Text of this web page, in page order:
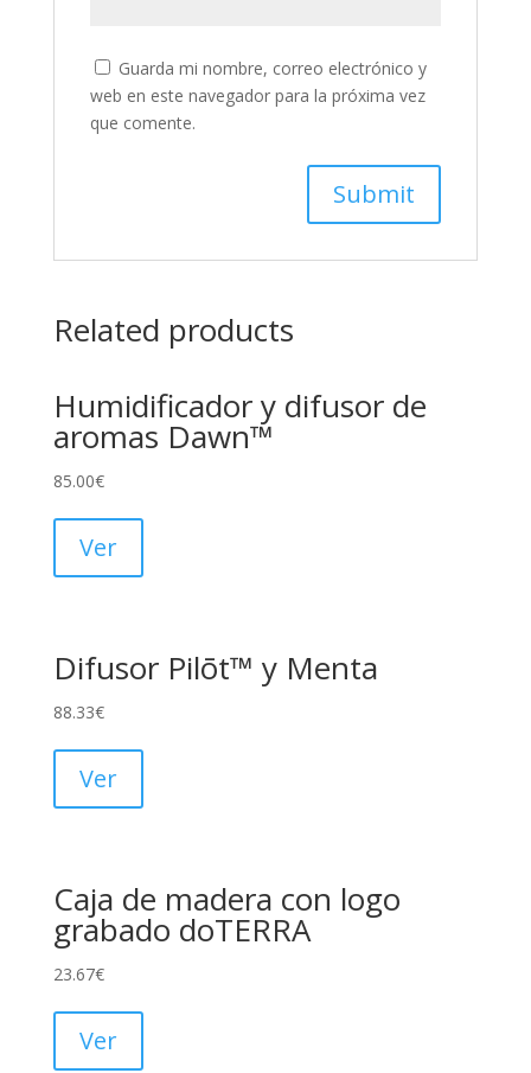
Guarda mi nombre, correo electrónico y
web en este navegador para la próxima vez
que comente.
Related products
Humidificador y difusor de
aromas Dawn™
85.00€
Ver
Difusor Pilōt™ y Menta
88.33€
Ver
Caja de madera con logo
grabado doTERRA
23.67€
Ver